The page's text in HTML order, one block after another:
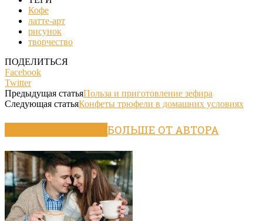
Кофе
латте-арт
рисунок
творчество
ПОДЕЛИТЬСЯ
Facebook
Twitter
Предыдущая статьяПольза и приготовление зефира
Следующая статьяКонфеты трюфели в домашних условиях
БОЛЬШЕ ОТ АВТОРА